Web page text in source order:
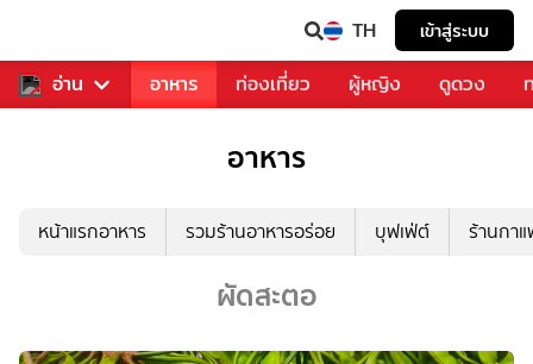
TH เข้าสู่ระบบ
อ่าน
รวงการเพลง อาหาร ท่องเที่ยว ผู้หญิง ดูดวง
อาหาร
หน้าแรกอาหาร รวมร้านอาหารอร่อย บุฟเฟ่ต์ ร้านกา
ผัดสะตอ